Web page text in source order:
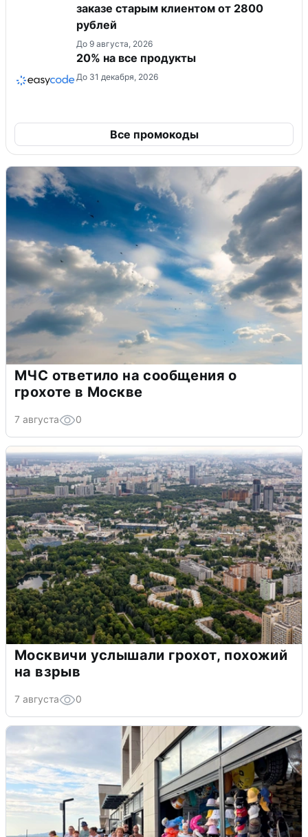
заказе старым клиентом от 2800
рублей
До 9 августа, 2026
20% на все продукты
До 31 декабря, 2026
Все промокоды
МЧС ответило на сообщения о
грохоте в Москве
7 августа 0
Москвичи услышали грохот, похожий
на взрыв
7 августа 0